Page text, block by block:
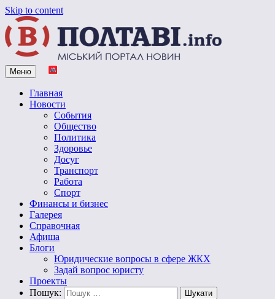
Skip to content
Vpoltave.info
Полтавский портал новостей
Меню
Главная
Новости
События
Общество
Политика
Здоровье
Досуг
Транспорт
Работа
Спорт
Финансы и бизнес
Галерея
Справочная
Афиша
Блоги
Юридические вопросы в сфере ЖКХ
Задай вопрос юристу
Проекты
Пошук: